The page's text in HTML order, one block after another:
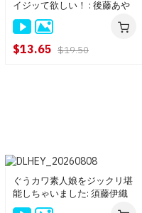
イジッて欲しい！ : 後藤あや
$13.65 $19.50
ぐうカワ素人娘をジックリ堪
能しちゃいました: 須藤伊織